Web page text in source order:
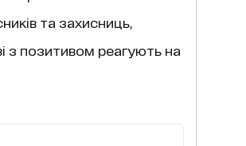
та захисниць,
з позитивом реагують на